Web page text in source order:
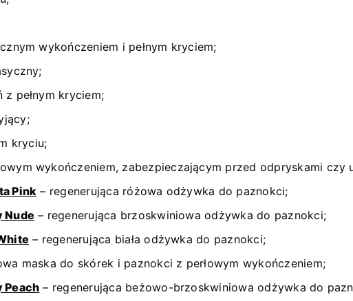
wykończeniem i pełnym kryciem;
pełnym kryciem;
kryciu;
wykończeniem, zabezpieczającym przed odpryskami czy
Pink – regenerująca różowa odżywka do paznokci;
Nude – regenerująca brzoskwiniowa odżywka do paznokci;
– regenerująca biała odżywka do paznokci;
maska do skórek i paznokci z perłowym wykończeniem;
Peach – regenerująca beżowo-brzoskwiniowa odżywka do